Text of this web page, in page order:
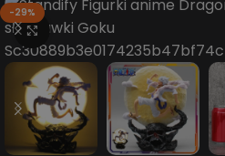
-29%
Kliknij, aby powiększyć